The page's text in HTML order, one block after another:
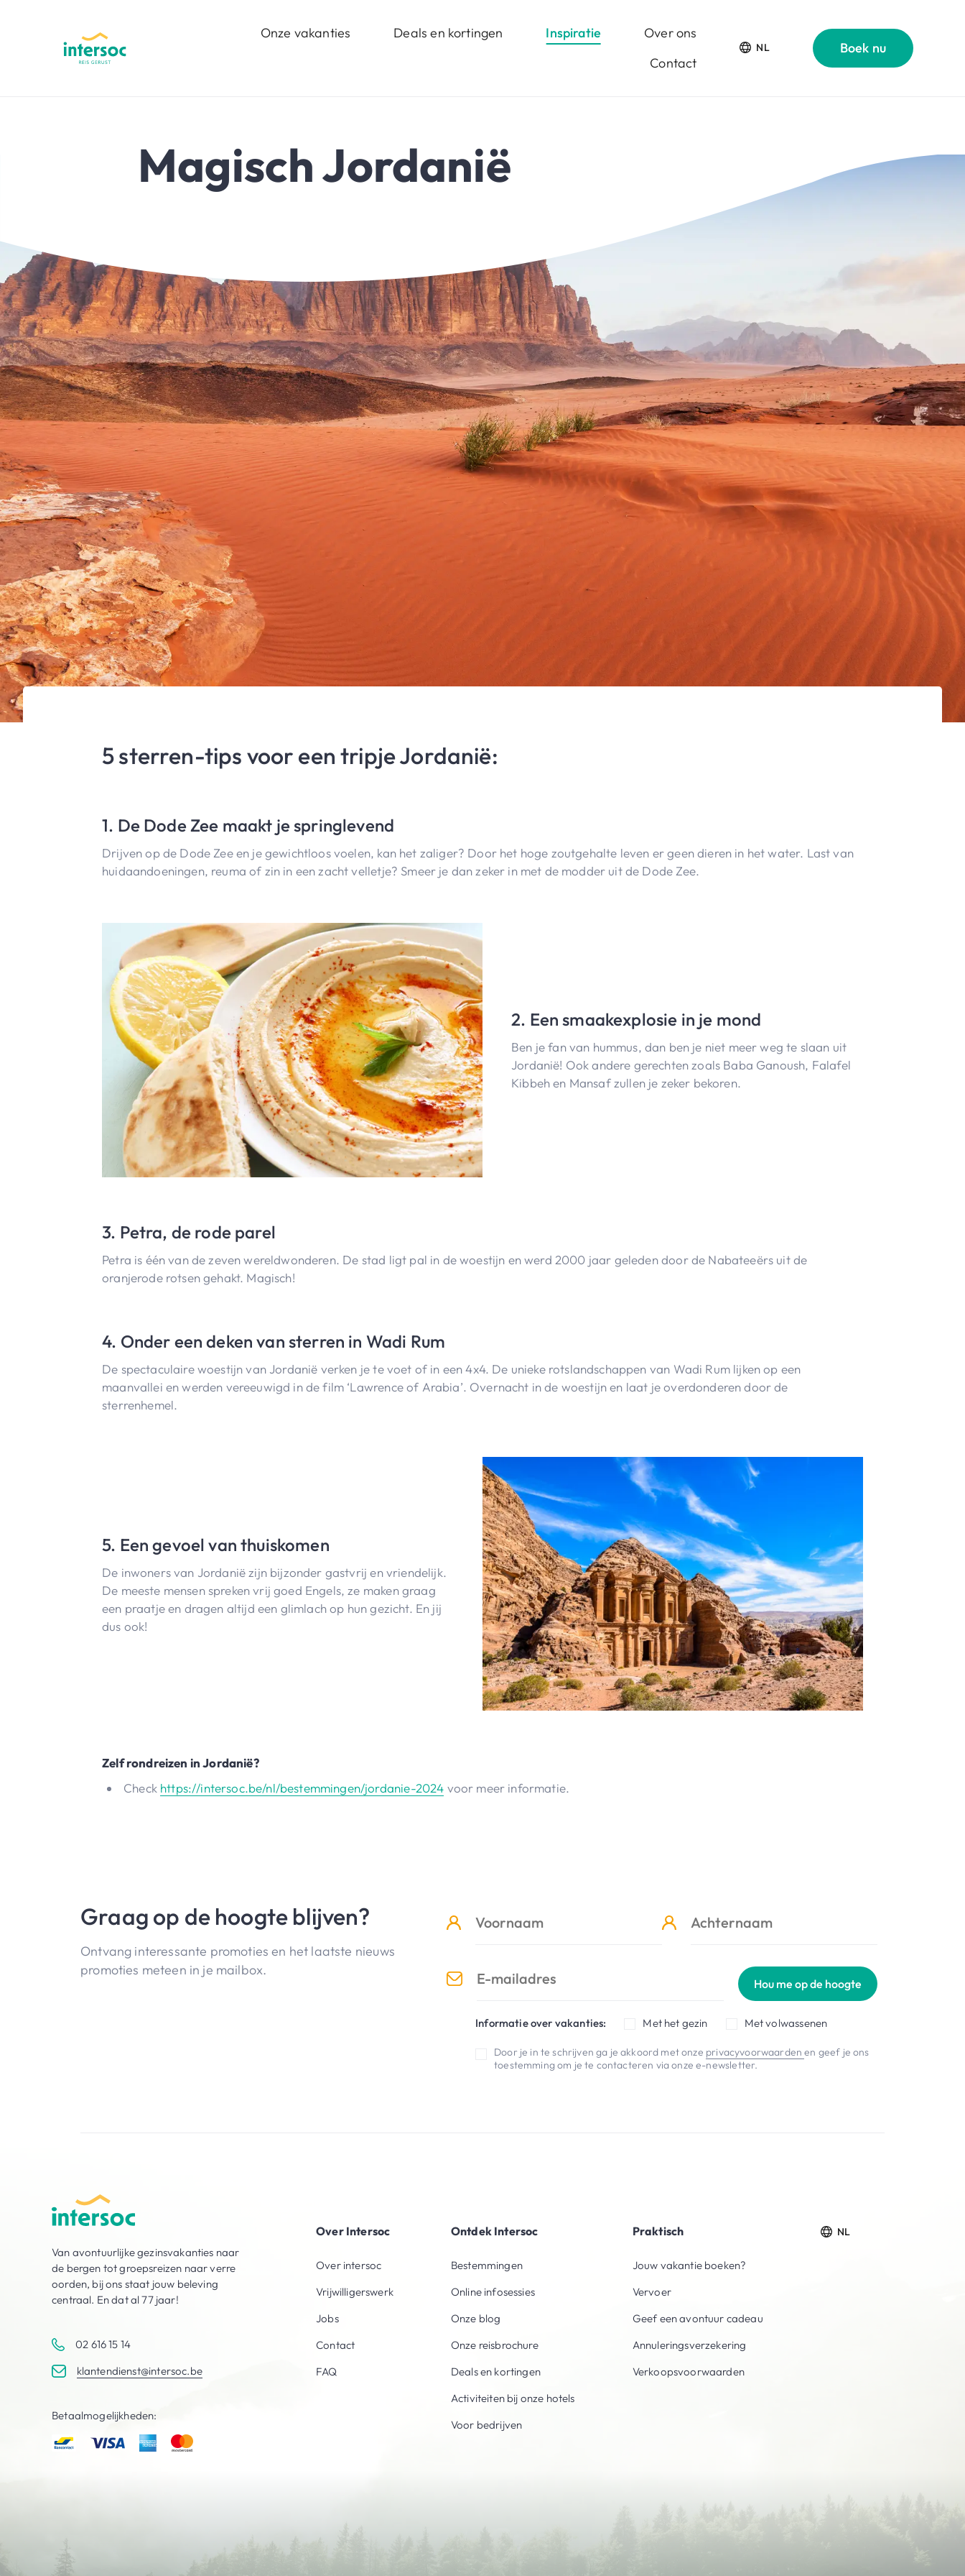
Onze vakanties Deals en kortingen Inspiratie
Over ons
Contact
NL Boek nu
Magisch Jordanië
5 sterren-tips voor een tripje Jordanië:
1. De Dode Zee maakt je springlevend
Drijven op de Dode Zee en je gewichtloos voelen, kan het zaliger? Door het hoge zoutgehalte leven er geen dieren in het water. Last van
huidaandoeningen, reuma of zin in een zacht velletje? Smeer je dan zeker in met de modder uit de Dode Zee.
2. Een smaakexplosie in je mond
Ben je fan van hummus, dan ben je niet meer weg te slaan uit
Jordanië! Ook andere gerechten zoals Baba Ganoush, Falafel
Kibbeh en Mansaf zullen je zeker bekoren.
3. Petra, de rode parel
Petra is één van de zeven wereldwonderen. De stad ligt pal in de woestijn en werd 2000 jaar geleden door de Nabateeërs uit de
oranjerode rotsen gehakt. Magisch!
4. Onder een deken van sterren in Wadi Rum
De spectaculaire woestijn van Jordanië verken je te voet of in een 4x4. De unieke rotslandschappen van Wadi Rum lijken op een
maanvallei en werden vereeuwigd in de film ‘Lawrence of Arabia’. Overnacht in de woestijn en laat je overdonderen door de
sterrenhemel.
5. Een gevoel van thuiskomen
De inwoners van Jordanië zijn bijzonder gastvrij en vriendelijk.
De meeste mensen spreken vrij goed Engels, ze maken graag
een praatje en dragen altijd een glimlach op hun gezicht. En jij
dus ook!
Zelf rondreizen in Jordanië?
Check https://intersoc.be/nl/bestemmingen/jordanie-2024 voor meer informatie.
Graag op de hoogte blijven?
Ontvang interessante promoties en het laatste nieuws
promoties meteen in je mailbox.
Hou me op de hoogte
Informatie over vakanties: Met het gezin Met volwassenen
Door je in te schrijven ga je akkoord met onze privacyvoorwaardenen geef je ons
toestemming om je te contacteren via onze e-newsletter.
Van avontuurlijke gezinsvakanties naar
de bergen tot groepsreizen naar verre
oorden, bij ons staat jouw beleving
centraal. En dat al 77 jaar!
02 616 15 14
klantendienst@intersoc.be
Betaalmogelijkheden:
Over Intersoc
Over intersoc
Vrijwilligerswerk
Jobs
Contact
FAQ
Ontdek Intersoc
Bestemmingen
Online infosessies
Onze blog
Onze reisbrochure
Deals en kortingen
Activiteiten bij onze hotels
Voor bedrijven
Praktisch
Jouw vakantie boeken?
Vervoer
Geef een avontuur cadeau
Annuleringsverzekering
Verkoopsvoorwaarden
NL